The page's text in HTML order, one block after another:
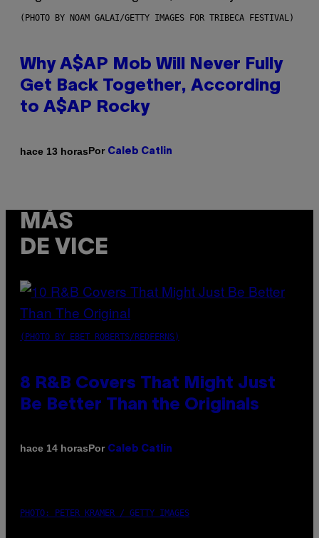
(PHOTO BY NOAM GALAI/GETTY IMAGES FOR TRIBECA FESTIVAL)
Why A$AP Mob Will Never Fully
Get Back Together, According
to A$AP Rocky
hace 13 horasPor Caleb Catlin
MÁS
DE VICE
(PHOTO BY EBET ROBERTS/REDFERNS)
8 R&B Covers That Might Just
Be Better Than the Originals
hace 14 horasPor Caleb Catlin
PHOTO: PETER KRAMER / GETTY IMAGES